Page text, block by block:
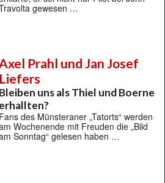
gewesen …
Prahl und Jan Josef
Liefers
Bleiben uns als Thiel und Boerne
erhallten?
Fans des Münsteraner „Tatorts“ werden
Wochenende mit Freuden die „Bild
Sonntag“ gelesen haben …